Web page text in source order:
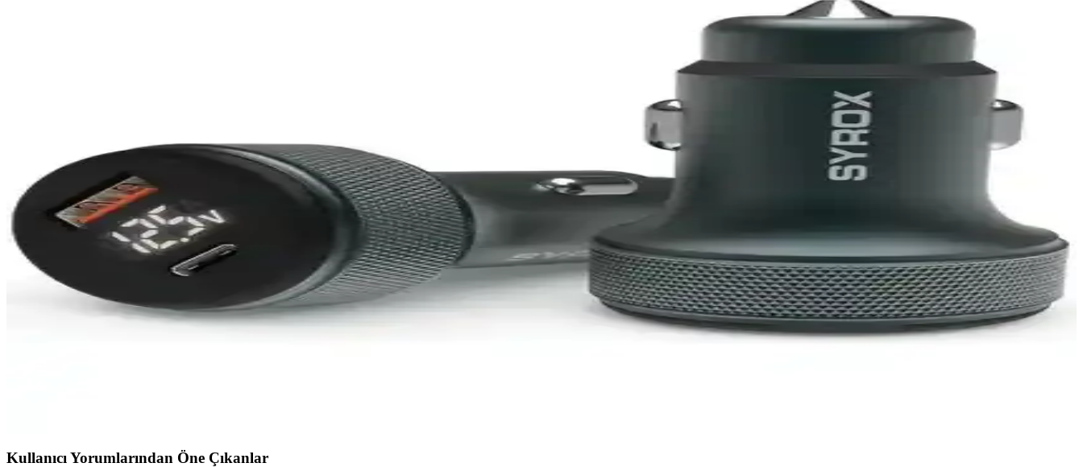
Xiaomi'nin araç şarj cihazı, hızlı şarj, dayanıklılık ve şık tasarımıyla araç içi teknolojiyi yeni seviyeye taşıyor, güvenli ve pratik kullanım sunuyor.
Woyax araç şarj adaptörü, 38W güç, çoklu portlar ve güvenlik özellikleriyle hızlı ve güvenli şarj sağlar, dayanıklı tasarımıyla uzun ömürlü kullanım sunar.
Hytech HY-X40 3.4A Hızlı Şarj Çift USB Araç Şarj Cihazı Beyaz
Hytech HY-X40, 3.4A çıkış ve Quick Charge desteğiyle hızlı ve güvenilir araç şarjı sağlar. Beyaz tasarımıyla araç içi estetiğe uyum sağlar, iki cihazı aynı anda şarj eder.
Samsung 2000 mA Araç Şarj Adaptörü: Hızlı ve Güvenilir Şarj Çözümü
Samsung'un EP-LN915UBEGWW modeli, 2000 mA kapasitesiyle hızlı ve güvenli araç şarjı sağlar, kompakt tasarımı ve uzun kablosu ile kullanım kolaylığı sunar.
Ttec SpeedCharger QC 3.0 Araç Şarj Aleti ve USB-C Kablo ile Hızlı Güç Transferi
Kullanıcı Yorumlarından Öne Çıkanlar